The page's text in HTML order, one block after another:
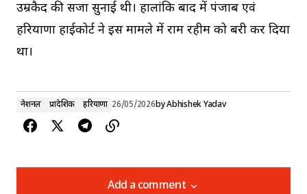
उम्रकैद की सजा सुनाई थी। हालांकि बाद में पंजाब एवं
हरियाणा हाईकोर्ट ने इस मामले में राम रहीम को बरी कर दिया
था।
नेशनल प्रादेशिक हरियाणा 26/05/2026byAbhishek Yadav
Add a comment